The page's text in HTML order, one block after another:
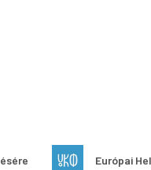
Európai Helyi